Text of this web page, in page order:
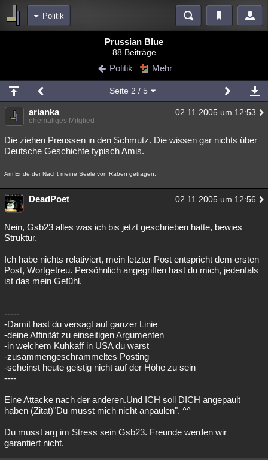
Politik
Blogs
Chat Wiki Neuigkeiten
meine Rubriken
Menschen Mystery Kriminalfälle
Spiritualität Verschwörungen Technologie Ufologie
Philosophie Literatur
Astronomie Helpdesk Gruppen Gaming Filme
Übersichten
Besucht Teilgenommen
Prussian Blue
88 Beiträge
Politik Mehr
Seite 2 / 5
arianka 02.11.2005 um 12:53
ehemaliges Mitglied
Die ziehen Preussen in den Schmutz. Die wissen gar nichts über
Deutsche Geschichte typisch Amis.
Am Ende der Nacht meine Seele von Raben getragen.
DeadPoet 02.11.2005 um 12:56
Nein, Gsb23 alles was ich bis jetzt geschrieben hatte, bewies
Struktur.
Ich habe nichts relativiert, mein letzter Post entspricht dem ersten
Post, Wortgetreu. Persöhnlich angegriffen hast du mich, jedenfals
ist das mein Gefühl.
-----
-Damit hast du versagt auf ganzer Linie
-deine Affinität zu einseitigen Argumenten
-in welchem Kuhkaff in USA du warst
-zusammengeschrammeltes Posting
-scheinst heute geistig nicht auf der Höhe zu sein
----
Eine Attacke nach der anderen.Und ICH soll DICH angepault
haben (Zitat)"Du musst mich nicht anpaulen". ^^
Du musst arg im Stress sein Gsb23. Freunde werden wir
garantiert nicht.